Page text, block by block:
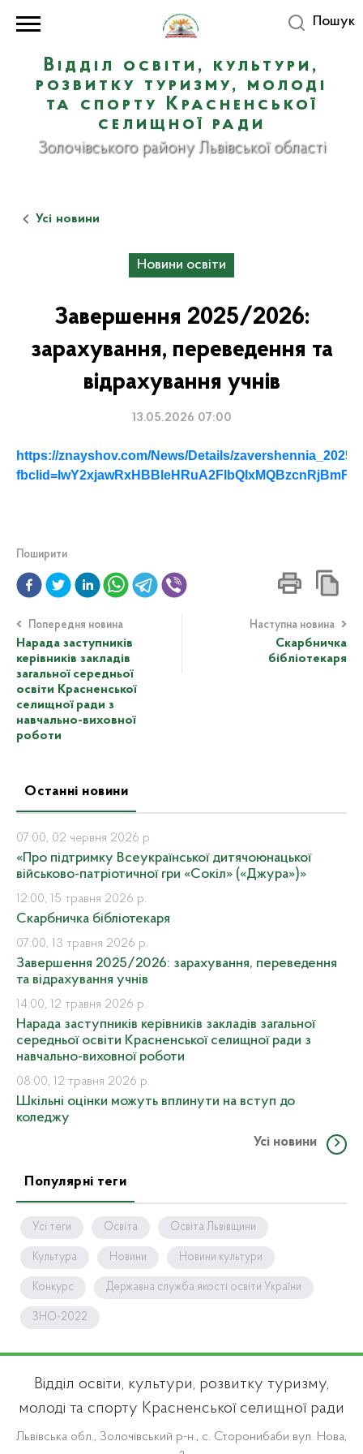
Відділ освіти, культури,
розвитку туризму, молоді
та спорту Красненської
селищної ради
Золочівського району Львівської області
Пошук
Усі новини
Новини освіти
Завершення 2025/2026:
зарахування, переведення та
відрахування учнів
13.05.2026 07:00
https://znayshov.com/News/Details/
Поширити
Попередня новина
Нарада заступників
керівників закладів
загальної середньої
освіти Красненської
селищної ради з
навчально-виховної
роботи
Наступна новина
Скарбничка
бібліотекаря
Останні новини
07:00, 02 червня 2026 р.
«Про підтримку Всеукраїнської дитячоюнацької
військово-патріотичної гри «Сокіл» («Джура»)»
12:00, 15 травня 2026 р.
Скарбничка бібліотекаря
07:00, 13 травня 2026 р.
Завершення 2025/2026: зарахування, переведення
та відрахування учнів
14:00, 12 травня 2026 р.
Нарада заступників керівників закладів загальної
середньої освіти Красненської селищної ради з
навчально-виховної роботи
08:00, 12 травня 2026 р.
Шкільні оцінки можуть вплинути на вступ до
коледжу
Усі новини
Популярні теги
Усі теги Освіта Освіта Львівщини
Культура Новини Новини культури
Конкурс Державна служба якості освіти України
ЗНО-2022
Відділ освіти, культури, розвитку туризму,
молоді та спорту Красненської селищної ради
Львівська обл., Золочівський р-н., с. Сторонибаби вул. Нова,